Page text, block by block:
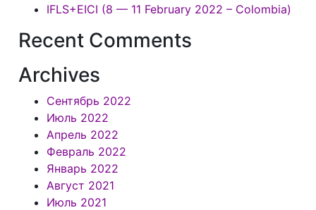
IFLS+EICI (8 — 11 February 2022 – Colombia)
Recent Comments
Archives
Сентябрь 2022
Июль 2022
Апрель 2022
Февраль 2022
Январь 2022
Август 2021
Июль 2021